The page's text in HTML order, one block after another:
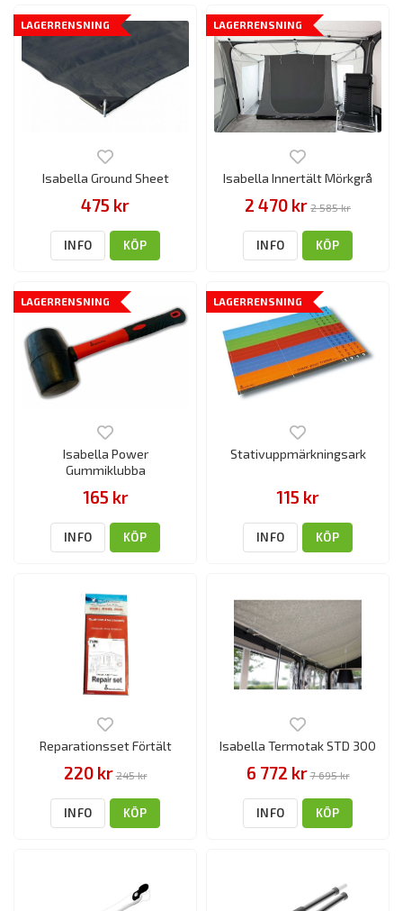
LAGERRENSNING
Isabella Ground Sheet
475 kr
INFO KÖP
LAGERRENSNING
Isabella Innertält Mörkgrå
2 470 kr 2 585 kr
INFO KÖP
LAGERRENSNING
Isabella Power
Gummiklubba
165 kr
INFO KÖP
LAGERRENSNING
Stativuppmärkningsark
115 kr
INFO KÖP
Reparationsset Förtält
220 kr 245 kr
INFO KÖP
Isabella Termotak STD 300
6 772 kr 7 695 kr
INFO KÖP